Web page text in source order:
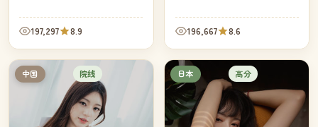
段相隔十年——同一只老门
牌，看着两家人各自的离散与
重逢。
197,297 8.9
教堂的那条朝圣路——三十一
公里，三十一年没人完整走
过。
196,667 8.6
中国 院线 日本 高分